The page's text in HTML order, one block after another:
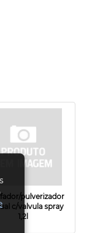
pulverizador
c/valvula spray
1,2l